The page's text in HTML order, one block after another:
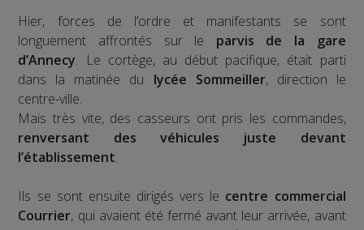
Hier, forces de l’ordre et manifestants se sont
longuement affrontés sur le parvis de la gare
d’Annecy. Le cortège, au début pacifique, était parti
dans la matinée du lycée Sommeiller, direction le
centre-ville.
Mais très vite, des casseurs ont pris les commandes,
renversant des véhicules juste devant
l’établissement.
Ils se sont ensuite dirigés vers le centre commercial
Courrier, qui avaient été fermé avant leur arrivée, avant